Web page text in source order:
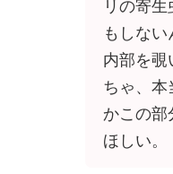
リの寄
もしな
内部を覗
ちゃ、本
かこの部
ほしい。